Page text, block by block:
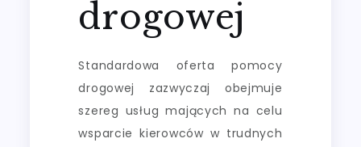
drogowej
Standardowa oferta pomocy
drogowej zazwyczaj obejmuje
szereg usług mających na celu
wsparcie kierowców w trudnych